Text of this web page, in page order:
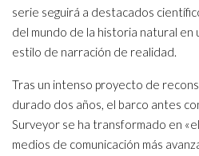
serie seguirá a destacados
del mundo de la historia natural en
estilo de narración de realidad.
Tras un intenso proyecto de
durado dos años, el barco antes
Surveyor se ha transformado en
medios de comunicación más